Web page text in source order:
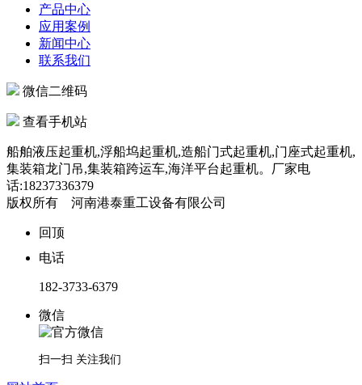
产品中心
应用案例
新闻中心
联系我们
微信二维码
查看手机站
船舶液压起重机,浮船坞起重机,造船门式起重机,门座式起重机,
集装箱龙门吊,集装箱跨运车,海洋平台起重机。厂家电
话:18237336379
版权所有 河南港泰重工设备有限公司
回顶
电话
182-3733-6379
微信
扫一扫 关注我们